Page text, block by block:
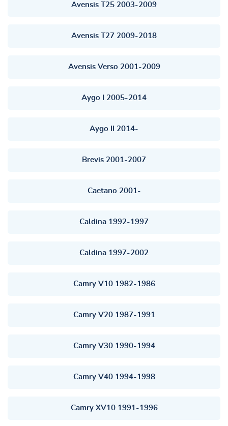
Avensis T25 2003-2009
Avensis T27 2009-2018
Avensis Verso 2001-2009
Aygo І 2005-2014
Aygo ІІ 2014-
Brevis 2001-2007
Caetano 2001-
Caldina 1992-1997
Caldina 1997-2002
Camry V10 1982-1986
Camry V20 1987-1991
Camry V30 1990-1994
Camry V40 1994-1998
Camry XV10 1991-1996